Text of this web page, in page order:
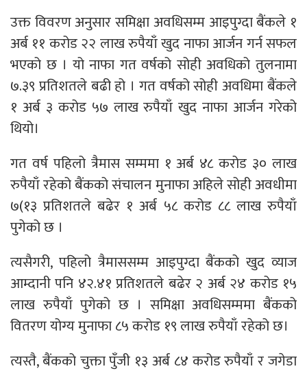
उक्त विवरण अनुसार समिक्षा अवधिसम्म आइपुग्दा बैंकले १
अर्ब ११ करोड २२ लाख रुपैयाँ खुद नाफा आर्जन गर्न सफल
भएको छ । यो नाफा गत वर्षको सोही अवधिको तुलनामा
७.३९ प्रतिशतले बढी हो । गत वर्षको सोही अवधिमा बैंकले
१ अर्ब ३ करोड ५७ लाख रुपैयाँ खुद नाफा आर्जन गरेको
थियो।
गत वर्ष पहिलो त्रैमास सम्ममा १ अर्ब ४८ करोड ३० लाख
रुपैयाँ रहेको बैंकको संचालन मुनाफा अहिले सोही अवधीमा
७(१३ प्रतिशतले बढेर १ अर्ब ५८ करोड ८८ लाख रुपैयाँ
पुगेको छ ।
त्यसैगरी, पहिलो त्रैमाससम्म आइपुग्दा बैंकको खुद व्याज
आम्दानी पनि ४२.४१ प्रतिशतले बढेर २ अर्ब २४ करोड १५
लाख रुपैयाँ पुगेको छ । समिक्षा अवधिसम्ममा बैंकको
वितरण योग्य मुनाफा ८५ करोड १९ लाख रुपैयाँ रहेको छ।
त्यस्तै, बैंकको चुक्ता पुँजी १३ अर्ब ८४ करोड रुपैयाँ र जगेडा